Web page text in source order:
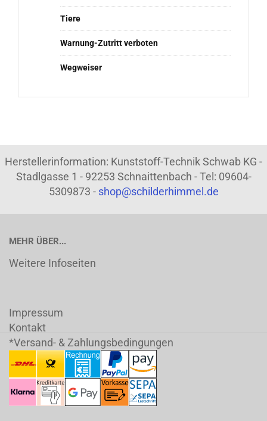
Tiere
Warnung-Zutritt verboten
Wegweiser
Herstellerinformation: Kunststoff-Technik Schwab KG -
Stadlgasse 1 - 92253 Schnaittenbach - Tel: 09604-
5309873 - shop@schilderhimmel.de
MEHR ÜBER...
Weitere Infoseiten
Impressum
Kontakt
*Versand- & Zahlungsbedingungen